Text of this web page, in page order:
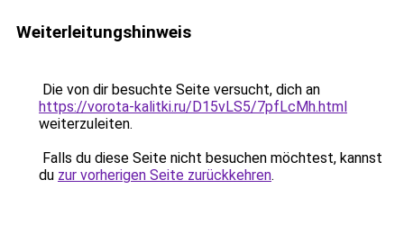
Weiterleitungshinweis
Die von dir besuchte Seite versucht, dich an
https://vorota-kalitki.ru/D15vLS5/7pfLcMh.html
weiterzuleiten.
Falls du diese Seite nicht besuchen möchtest, kannst
du zur vorherigen Seite zurückkehren.